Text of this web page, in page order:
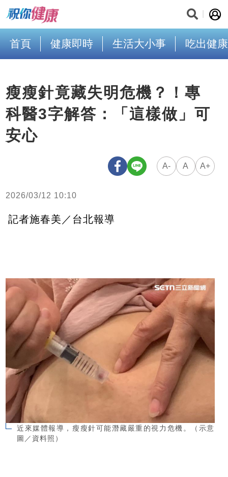
首頁 健康即時 生活大小事 吃出健康
瘦瘦針竟藏失明危機？！專
科醫3字解答：「這樣做」可
安心
A- A A+
2026/03/12 10:10
記者施春美／台北報導
近來媒體報導，瘦瘦針可能潛藏嚴重的視力危機。（示意
圖／資料照）